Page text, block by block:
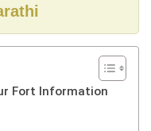
Fort Information